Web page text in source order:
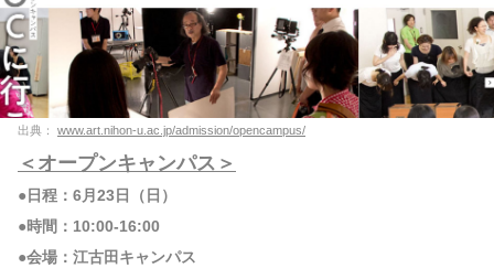
出典： www.art.nihon-u.ac.jp/admission/opencampus/
＜オープンキャンパス＞
●日程：6月23日（日）
●時間：10:00-16:00
●会場：江古田キャンパス